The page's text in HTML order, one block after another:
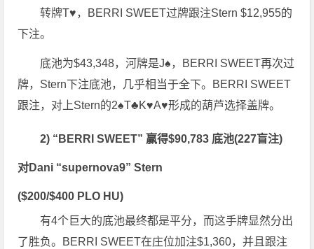
转牌T♥，BERRI SWEET过牌跟注Stern $12,955的
下注。
底池为$43,348，河牌是J♠，BERRI SWEET再次过
牌，Stern下注底池，几乎相当于全下。BERRI SWEET
跟注，对上Stern的2♠T♣K♥A♥形成的葫芦选择盖牌。
2) “BERRI SWEET” 赢得$90,783 底池(227盲注)
对Dani “supernova9” Stern
($200/$400 PLO HU)
有4个巨大的底池最终都是平分，而这手牌显然分出
了胜负。BERRI SWEET在庄位加注$1,360，并且跟注